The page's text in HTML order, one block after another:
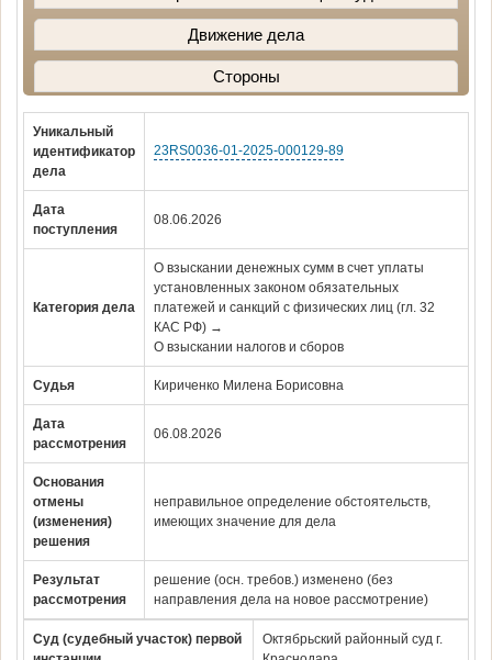
Движение дела
Стороны
Уникальный
идентификатор
дела
23RS0036-01-2025-000129-89
Дата
поступления
08.06.2026
Категория дела
О взыскании денежных сумм в счет уплаты
установленных законом обязательных
платежей и санкций с физических лиц (гл. 32
КАС РФ) →
О взыскании налогов и сборов
Судья Кириченко Милена Борисовна
Дата
рассмотрения
06.08.2026
Основания
отмены
(изменения)
решения
неправильное определение обстоятельств,
имеющих значение для дела
Результат
рассмотрения
решение (осн. требов.) изменено (без
направления дела на новое рассмотрение)
Суд (судебный участок) первой
Октябрьский районный суд г.